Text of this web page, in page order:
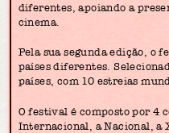
diferentes, apoiando a
cinema.
Pela sua segunda edição, o
países diferentes.
países, com 10 estreias
O festival é composto por 4
Internacional, a Nacional, a